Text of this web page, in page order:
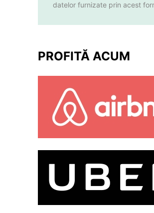
datelor furnizate prin acest
PROFITĂ ACUM